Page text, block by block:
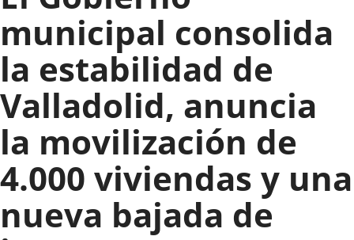
municipal consolida
la estabilidad de
Valladolid, anuncia
la movilización de
4.000 viviendas y una
nueva bajada de